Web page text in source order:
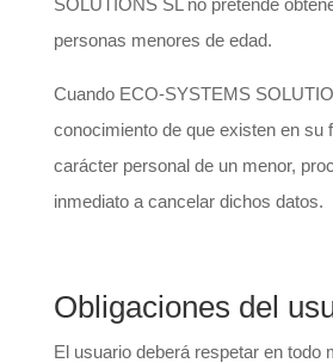
SOLUTIONS SL no pretende
personas menores de edad.
Cuando ECO-SYSTEMS
conocimiento de que existen en su
carácter personal de un menor,
inmediato a cancelar dichos datos.
Obligaciones del
El usuario deberá respetar en todo